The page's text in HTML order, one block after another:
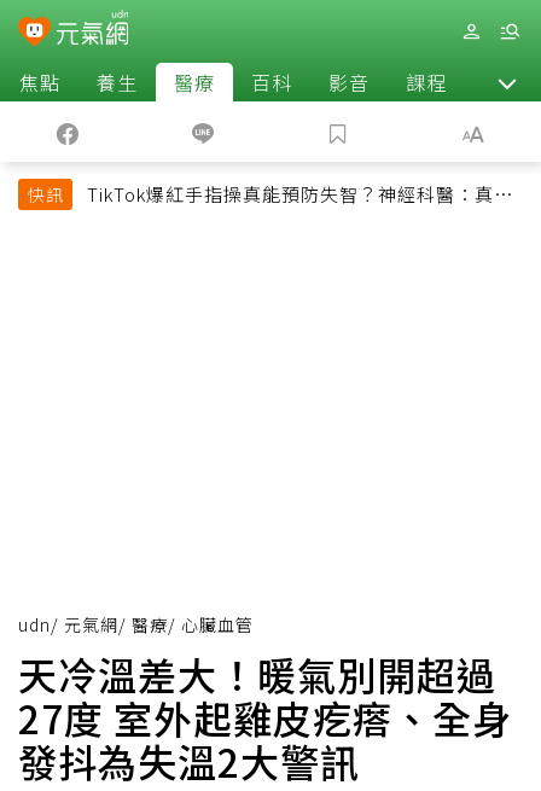
焦點 養生 醫療 百科 影音 課程 退休
快訊
TikTok爆紅手指操真能預防失智？神經科醫：真正
udn/ 元氣網/ 醫療/ 心臟血管
天冷溫差大！暖氣別開超過
27度 室外起雞皮疙瘩、全身
發抖為失溫2大警訊